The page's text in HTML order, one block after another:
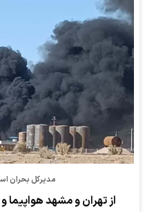
مدیرکل بحران
از تهران و مشهد هواپیما